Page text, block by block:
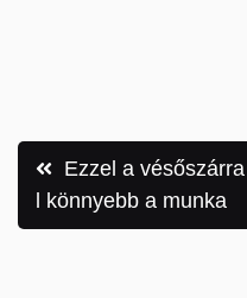
Bejegyzés
navigáció
Ezzel a vésőszárra
l könnyebb a munka